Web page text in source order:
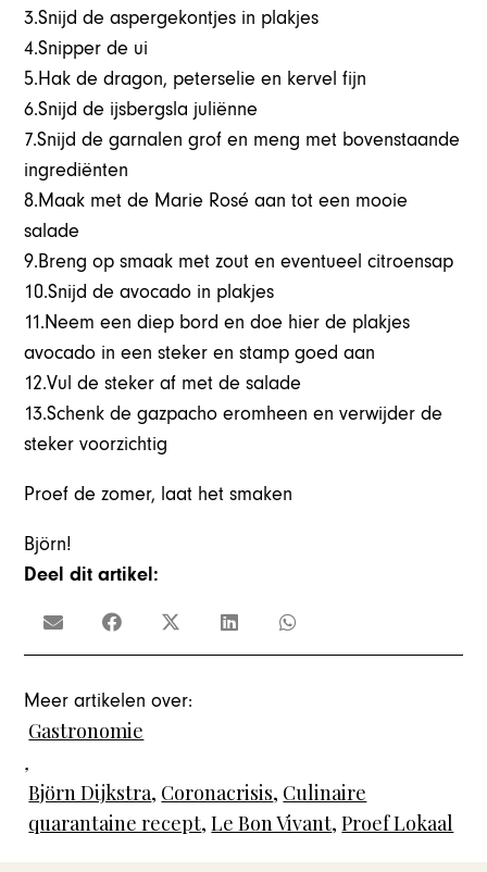
3.Snijd de aspergekontjes in plakjes
4.Snipper de ui
5.Hak de dragon, peterselie en kervel fijn
6.Snijd de ijsbergsla juliënne
7.Snijd de garnalen grof en meng met bovenstaande
ingrediënten
8.Maak met de Marie Rosé aan tot een mooie
salade
9.Breng op smaak met zout en eventueel citroensap
10.Snijd de avocado in plakjes
11.Neem een diep bord en doe hier de plakjes
avocado in een steker en stamp goed aan
12.Vul de steker af met de salade
13.Schenk de gazpacho eromheen en verwijder de
steker voorzichtig
Proef de zomer, laat het smaken
Björn!
Deel dit artikel:
Meer artikelen over:
Gastronomie
,
Björn Dijkstra, Coronacrisis, Culinaire
quarantaine recept,Le Bon Vivant,Proef Lokaal